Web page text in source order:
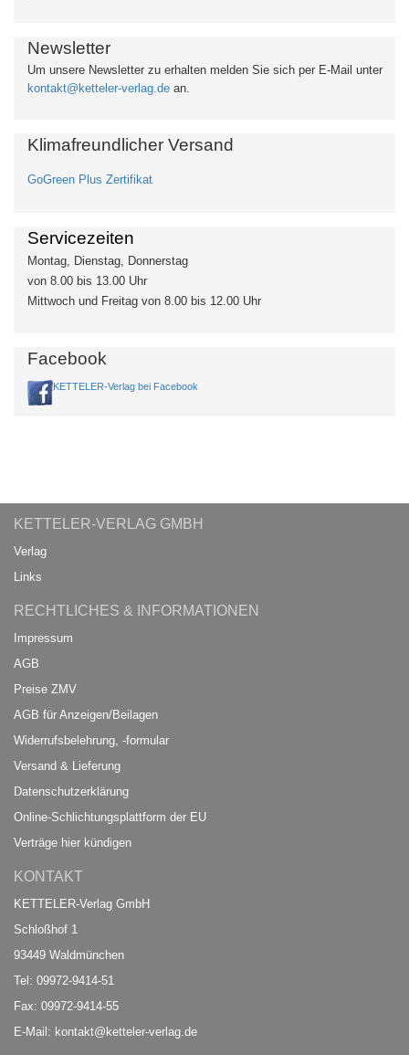
Newsletter
Um unsere Newsletter zu erhalten melden Sie sich per E-Mail unter
kontakt@ketteler-verlag.de an.
Klimafreundlicher Versand
GoGreen Plus Zertifikat
Servicezeiten
Montag, Dienstag, Donnerstag
von 8.00 bis 13.00 Uhr
Mittwoch und Freitag von 8.00 bis 12.00 Uhr
Facebook
KETTELER-Verlag bei Facebook
KETTELER-VERLAG GMBH
Verlag
Links
RECHTLICHES & INFORMATIONEN
Impressum
AGB
Preise ZMV
AGB für Anzeigen/Beilagen
Widerrufsbelehrung, -formular
Versand & Lieferung
Datenschutzerklärung
Online-Schlichtungsplattform der EU
Verträge hier kündigen
KONTAKT
KETTELER-Verlag GmbH
Schloßhof 1
93449 Waldmünchen
Tel: 09972-9414-51
Fax: 09972-9414-55
E-Mail: kontakt@ketteler-verlag.de